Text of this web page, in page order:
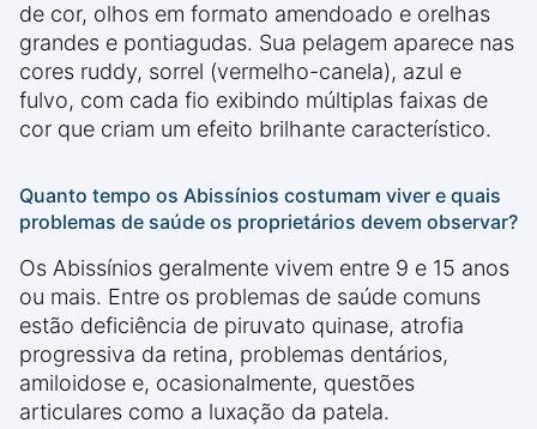
de cor, olhos em formato amendoado e orelhas
grandes e pontiagudas. Sua pelagem aparece nas
cores ruddy, sorrel (vermelho-canela), azul e
fulvo, com cada fio exibindo múltiplas faixas de
cor que criam um efeito brilhante característico.
Quanto tempo os Abissínios costumam viver e quais
problemas de saúde os proprietários devem observar?
Os Abissínios geralmente vivem entre 9 e 15 anos
ou mais. Entre os problemas de saúde comuns
estão deficiência de piruvato quinase, atrofia
progressiva da retina, problemas dentários,
amiloidose e, ocasionalmente, questões
articulares como a luxação da patela.